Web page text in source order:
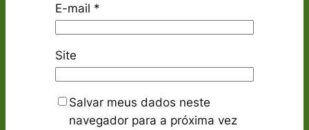
E-mail *
Site
Salvar meus dados neste
navegador para a próxima vez